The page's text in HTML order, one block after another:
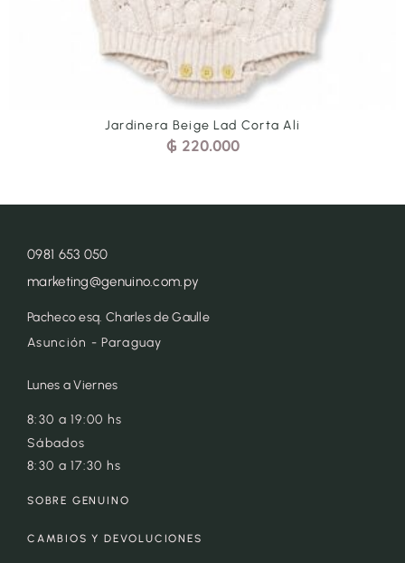
Jardinera Cel Tren Arr
0981 653 050
marketing@genuino.com.py
Pacheco esq. Charles de Gaulle
Asunción - Paraguay
Lunes a Viernes
8:30 a 19:00 hs
Sábados
8:30 a 17:30 hs
SOBRE GENUINO
CAMBIOS Y DEVOLUCIONES